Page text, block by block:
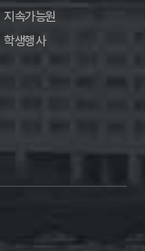
지속가능원
학생행사